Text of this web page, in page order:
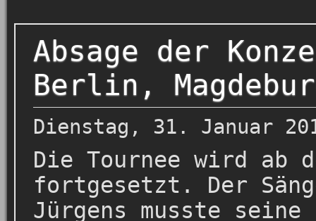
Absage der
Berlin,
Dienstag, 31. Januar
Die Tournee wird ab
fortgesetzt. Der
Jürgens musste seine